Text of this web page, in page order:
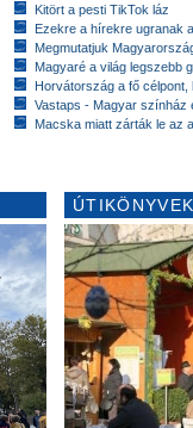
Kitört a pesti TikTok láz
Ezekre a hírekre ugranak
Megmutatjuk
Magyaré a világ legszebb
Horvátország a fő célpont,
Vastaps - Magyar színház
Macska miatt zárták le az